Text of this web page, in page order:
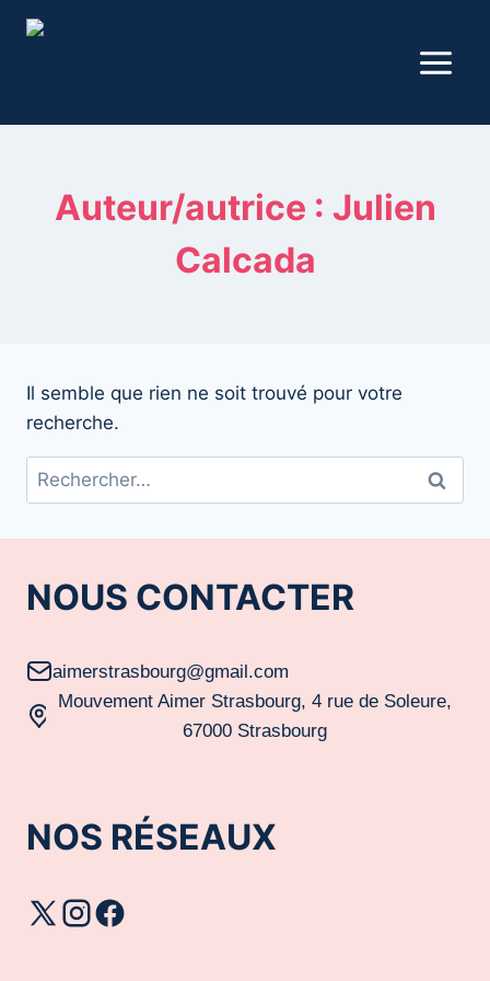
Aller
Auteur/autrice : Julien
Calcada
Il semble que rien ne soit trouvé pour votre
recherche.
Rechercher :
NOUS CONTACTER
aimerstrasbourg@gmail.com
Mouvement Aimer Strasbourg, 4 rue de Soleure,
67000 Strasbourg
NOS RÉSEAUX